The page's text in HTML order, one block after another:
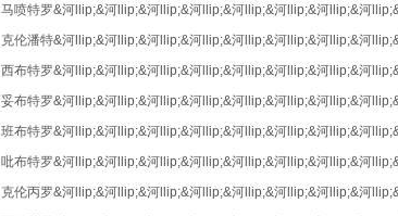
马喷特罗&河llip;&河llip;&河llip;&河llip;&河llip;&河llip;&河llip;&河
克伦潘特&河llip;&河llip;&河llip;&河llip;&河llip;&河llip;&河llip;&河
西布特罗&河llip;&河llip;&河llip;&河llip;&河llip;&河llip;&河llip;&河
妥布特罗&河llip;&河llip;&河llip;&河llip;&河llip;&河llip;&河llip;&河
班布特罗&河llip;&河llip;&河llip;&河llip;&河llip;&河llip;&河llip;&河
吡布特罗&河llip;&河llip;&河llip;&河llip;&河llip;&河llip;&河llip;&河
克伦丙罗&河llip;&河llip;&河llip;&河llip;&河llip;&河llip;&河llip;&河